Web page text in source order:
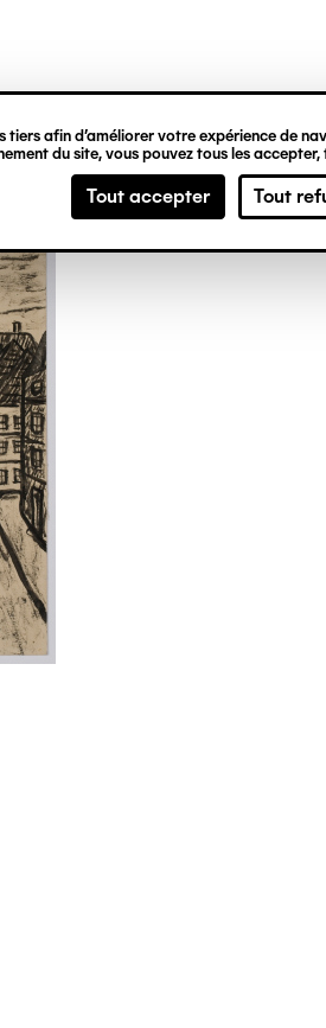
afin d’améliorer votre expérience de
du site, vous pouvez tous les
Tout accepter Tout